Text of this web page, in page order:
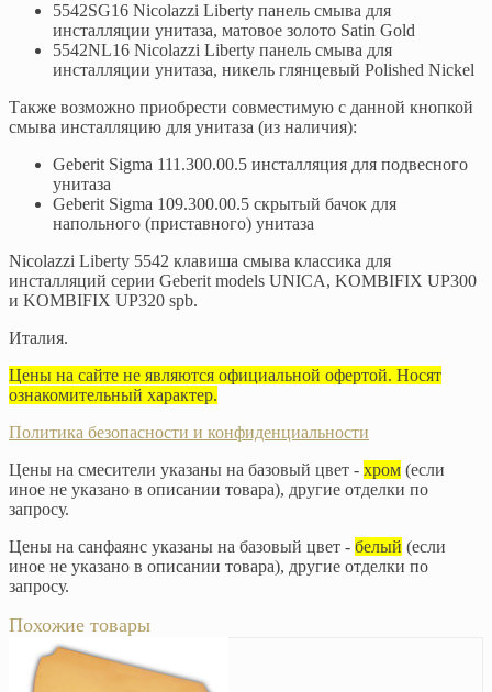
5542SG16 Nicolazzi Liberty панель смыва для
инсталляции унитаза, матовое золото Satin Gold
5542NL16 Nicolazzi Liberty панель смыва для
инсталляции унитаза, никель глянцевый Polished Nickel
Также возможно приобрести совместимую с данной кнопкой
смыва инсталляцию для унитаза (из наличия):
Geberit Sigma 111.300.00.5 инсталляция для подвесного
унитаза
Geberit Sigma 109.300.00.5 скрытый бачок для
напольного (приставного) унитаза
Nicolazzi Liberty 5542 клавиша смыва классика для
инсталляций серии Geberit models UNICA, KOMBIFIX UP300
и KOMBIFIX UP320 spb.
Италия.
Цены на сайте не являются официальной офертой. Носят
ознакомительный характер.
Политика безопасности и конфиденциальности
Цены на смесители указаны на базовый цвет - хром (если
иное не указано в описании товара), другие отделки по
запросу.
Цены на санфаянс указаны на базовый цвет - белый (если
иное не указано в описании товара), другие отделки по
запросу.
Похожие товары